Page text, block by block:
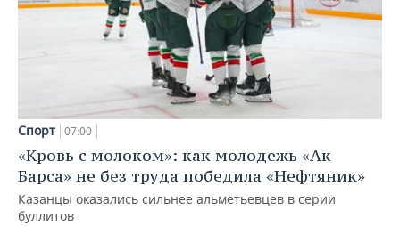
Спорт 07:00
«Кровь с молоком»: как молодежь «Ак
Барса» не без труда победила «Нефтяник»
Казанцы оказались сильнее альметьевцев в серии
буллитов